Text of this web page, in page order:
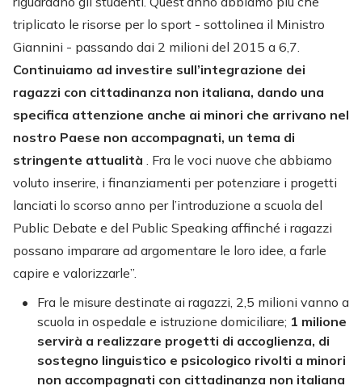
triplicato le risorse per lo sport - sottolinea il Ministro
Giannini - passando dai 2 milioni del 2015 a 6,7.
Continuiamo ad investire sull’integrazione dei
ragazzi con cittadinanza non italiana, dando una
specifica attenzione anche ai minori che arrivano nel
nostro Paese non accompagnati, un tema di
stringente attualità . Fra le voci nuove che abbiamo
voluto inserire, i finanziamenti per potenziare i progetti
lanciati lo scorso anno per l’introduzione a scuola del
Public Debate e del Public Speaking affinché i ragazzi
possano imparare ad argomentare le loro idee, a farle
capire e valorizzarle”.
Fra le misure destinate ai ragazzi, 2,5 milioni vanno a
scuola in ospedale e istruzione domiciliare; 1 milione
servirà a realizzare progetti di accoglienza, di
sostegno linguistico e psicologico rivolti a minori
non accompagnati con cittadinanza non italiana